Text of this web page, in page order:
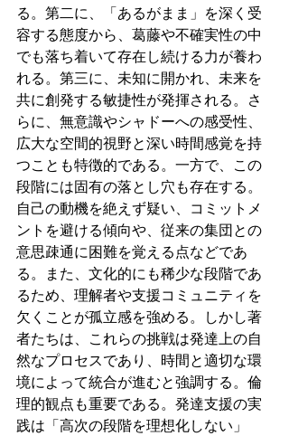
る。第二に、「あるがまま」を深く受
容する態度から、葛藤や不確実性の中
でも落ち着いて存在し続ける力が養わ
れる。第三に、未知に開かれ、未来を
共に創発する敏捷性が発揮される。さ
らに、無意識やシャドーへの感受性、
広大な空間的視野と深い時間感覚を持
つことも特徴的である。一方で、この
段階には固有の落とし穴も存在する。
自己の動機を絶えず疑い、コミットメ
ントを避ける傾向や、従来の集団との
意思疎通に困難を覚える点などであ
る。また、文化的にも稀少な段階であ
るため、理解者や支援コミュニティを
欠くことが孤立感を強める。しかし著
者たちは、これらの挑戦は発達上の自
然なプロセスであり、時間と適切な環
境によって統合が進むと強調する。倫
理的観点も重要である。発達支援の実
践は「高次の段階を理想化しない」